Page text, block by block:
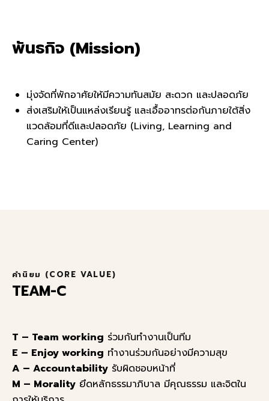
พันธกิจ (Mission)
มุ่งจัดที่พักอาศัยให้มีความทันสมัย สะดวก และปลอดภัย
ส่งเสริมให้เป็นแหล่งเรียนรู้ และเอื้ออาทรต่อกันภายใต้สิ่ง
แวดล้อมที่ดีและปลอดภัย (Living, Learning and
Caring Center)
คำนิยม (CORE VALUE)
TEAM-C
T – Team working ร่วมกันทำงานเป็นทีม
E – Enjoy working ทำงานร่วมกันอย่างมีความสุข
A – Accountability รับผิดชอบหน้าที่
M – Morality ยึดหลักธรรมาภิบาล มีคุณธรรม และจิตใน